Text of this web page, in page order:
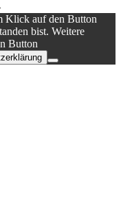
Klick auf den Button
bist. Weitere
Button